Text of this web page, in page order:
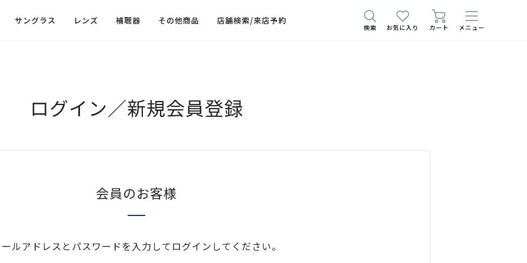
サングラス レンズ 補聴器 その他商品 店舗検索/来店予約
検索 お気に入り カート メニュー
ログイン／新規会員登録
会員のお客様
ルアドレスとパスワードを入力してログインしてください。